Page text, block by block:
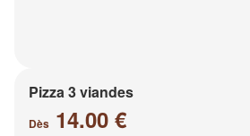
Pizza 3 viandes
Dès 14.00 €